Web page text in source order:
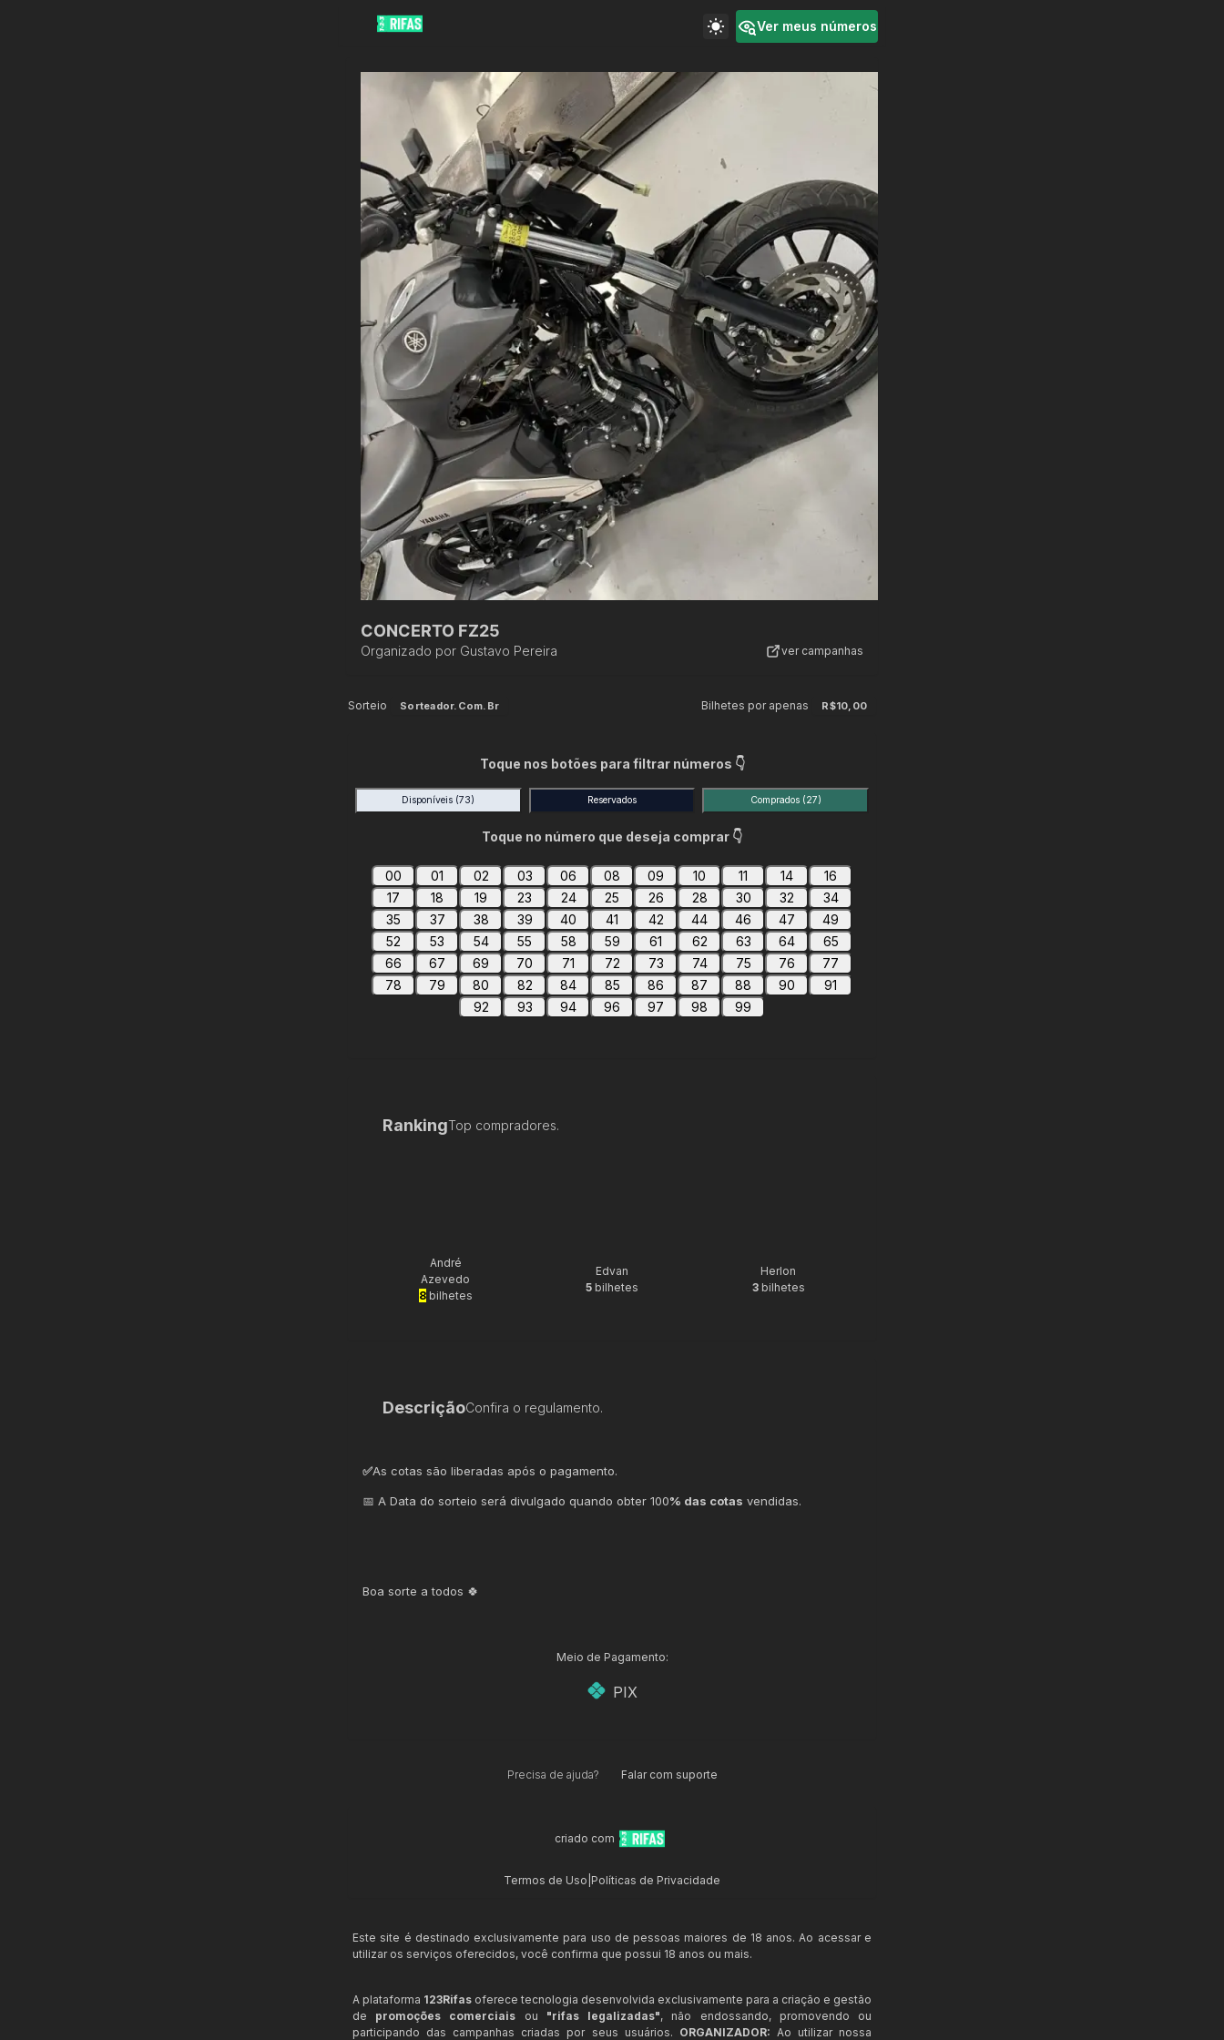
Ver meus números
CONCERTO FZ25
Organizado por Gustavo Pereira ver campanhas
Sorteio Sorteador.com.br Bilhetes por apenas R$10,00
Toque nos botões para filtrar números 👇
Disponíveis (73) Reservados Comprados (27)
Toque no número que deseja comprar 👇
00 01 02 03 06 08 09 10 11 14
16
17
18 19 23 24 25 26 28 30 32
34
35
37 38 39 40 41 42 44 46 47
49
52
53 54 55 58 59 61 62 63 64
65
66
67 69 70 71 72 73 74 75 76
77
78
79 80 82 84 85 86 87 88 90
91
92
93 94 96 97 98 99
RankingTop compradores.
André
Azevedo
8bilhetes
Edvan
5bilhetes
Herlon
3bilhetes
DescriçãoConfira o regulamento.
✅As cotas são liberadas após o pagamento.
📅 A Data do sorteio será divulgado quando obter 100% das cotas vendidas.
Boa sorte a todos 🍀
Meio de Pagamento:
PIX
Precisa de ajuda? Falar com suporte
criado com
Termos de Uso Políticas de Privacidade
Este site é destinado exclusivamente para uso de pessoas maiores de 18 anos. Ao acessar e
utilizar os serviços oferecidos, você confirma que possui 18 anos ou mais.
A plataforma 123Rifas oferece tecnologia desenvolvida exclusivamente para a criação e gestão
de promoções comerciais ou "rifas legalizadas", não endossando, promovendo ou
participando das campanhas criadas por seus usuários. ORGANIZADOR: Ao utilizar nossa